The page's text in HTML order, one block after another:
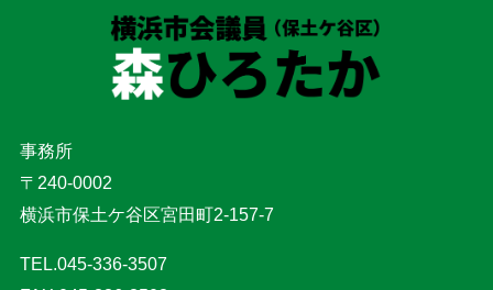
事務所
〒240-0002
横浜市保土ケ谷区宮田町2-157-7
TEL.045-336-3507